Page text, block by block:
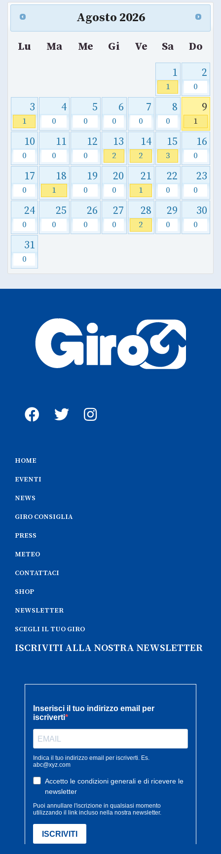
Agosto 2026
Lu Ma Me Gi Ve Sa
Do
1
1
2
0
3
1
4
0
5
0
6
0
7
0
8
0
9
1
10
0
11
0
12
0
13
2
14
2
15
3
16
0
17
0
18
1
19
0
20
0
21
1
22
0
23
0
24
0
25
0
26
0
27
0
28
2
29
0
30
0
31
0
HOME
EVENTI
NEWS
GIRO CONSIGLIA
PRESS
METEO
CONTATTACI
SHOP
NEWSLETTER
SCEGLI IL TUO GIRO
ISCRIVITI ALLA NOSTRA NEWSLETTER